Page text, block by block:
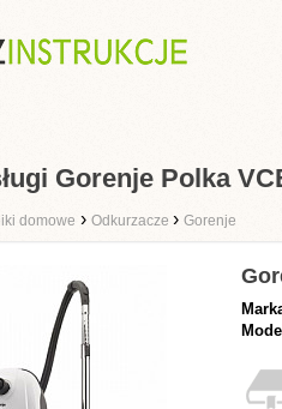
Gorenje Polka
domowe › Odkurzacze › Gorenje